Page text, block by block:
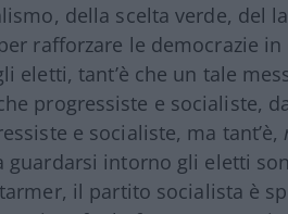
della scelta verde, del
rafforzare le democrazie
eletti, tant’è che un tale
progressiste e socialiste,
e socialiste, ma tant’è,
guardarsi intorno gli eletti
il partito socialista è